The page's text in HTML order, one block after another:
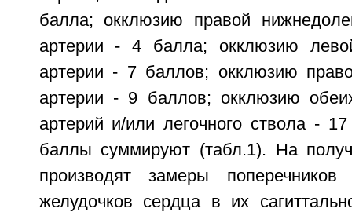
балла; окклюзию правой
артерии - 4 балла; окклюзию
артерии - 7 баллов; окклюзию
артерии - 9 баллов; окклюзию
артерий и/или легочного ствола -
баллы суммируют (табл.1). На
производят замеры
желудочков сердца в их